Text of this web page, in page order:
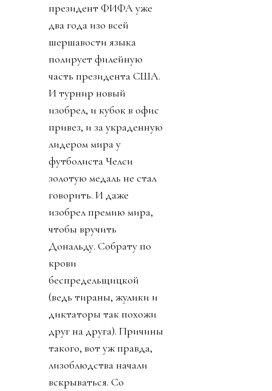
президент ФИФА уже
два года изо всей
шершавости языка
полирует филейную
часть президента США.
И турнир новый
изобрел, и кубок в офис
привез, и за украденную
лидером мира у
футболиста Челси
золотую медаль не стал
говорить. И даже
изобрел премию мира,
чтобы вручить
Дональду. Собрату по
крови
беспредельщицкой
(ведь тираны, жулики и
диктаторы так похожи
друг на друга). Причины
такого, вот уж правда,
лизоблюдства начали
вскрываться. Со